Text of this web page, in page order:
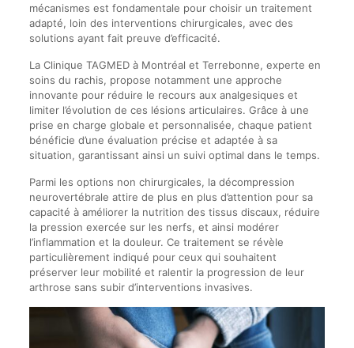
mécanismes est fondamentale pour choisir un traitement
adapté, loin des interventions chirurgicales, avec des
solutions ayant fait preuve d’efficacité.
La Clinique TAGMED à Montréal et Terrebonne, experte en
soins du rachis, propose notamment une approche
innovante pour réduire le recours aux analgesiques et
limiter l’évolution de ces lésions articulaires. Grâce à une
prise en charge globale et personnalisée, chaque patient
bénéficie d’une évaluation précise et adaptée à sa
situation, garantissant ainsi un suivi optimal dans le temps.
Parmi les options non chirurgicales, la décompression
neurovertébrale attire de plus en plus d’attention pour sa
capacité à améliorer la nutrition des tissus discaux, réduire
la pression exercée sur les nerfs, et ainsi modérer
l’inflammation et la douleur. Ce traitement se révèle
particulièrement indiqué pour ceux qui souhaitent
préserver leur mobilité et ralentir la progression de leur
arthrose sans subir d’interventions invasives.